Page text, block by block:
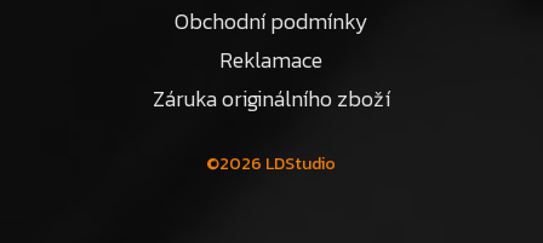
Obchodní podmínky
Reklamace
Záruka originálního zboží
©2026 LDStudio